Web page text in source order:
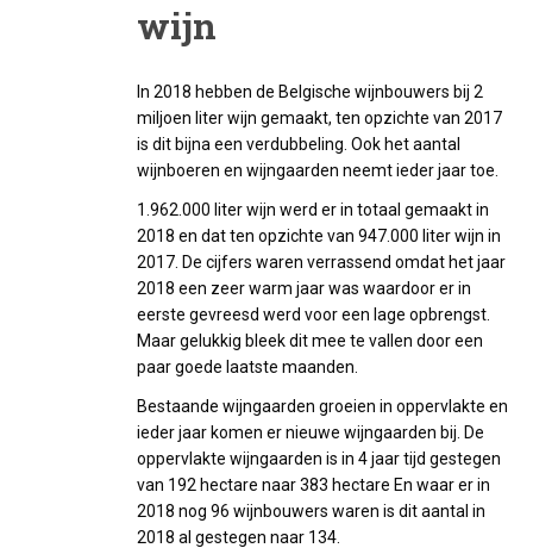
wijn
In 2018 hebben de Belgische wijnbouwers bij 2
miljoen liter wijn gemaakt, ten opzichte van 2017
is dit bijna een verdubbeling. Ook het aantal
wijnboeren en wijngaarden neemt ieder jaar toe.
1.962.000 liter wijn werd er in totaal gemaakt in
2018 en dat ten opzichte van 947.000 liter wijn in
2017. De cijfers waren verrassend omdat het jaar
2018 een zeer warm jaar was waardoor er in
eerste gevreesd werd voor een lage opbrengst.
Maar gelukkig bleek dit mee te vallen door een
paar goede laatste maanden.
Bestaande wijngaarden groeien in oppervlakte en
ieder jaar komen er nieuwe wijngaarden bij. De
oppervlakte wijngaarden is in 4 jaar tijd gestegen
van 192 hectare naar 383 hectare En waar er in
2018 nog 96 wijnbouwers waren is dit aantal in
2018 al gestegen naar 134.